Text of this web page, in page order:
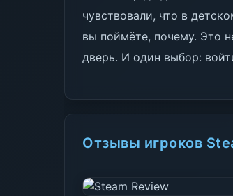
чувствовали, что в
вы поймёте, почему. Это
дверь. И один выбор:
Отзывы игроков